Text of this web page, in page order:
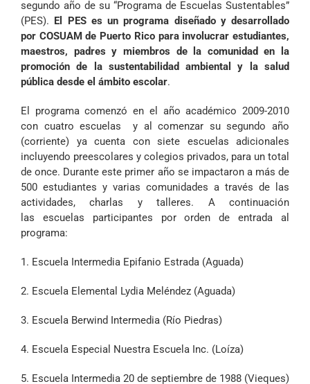
segundo año de su “Programa de Escuelas Sustentables”
(PES). El PES es un programa diseñado y desarrollado
por COSUAM de Puerto Rico para involucrar estudiantes,
maestros, padres y miembros de la comunidad en la
promoción de la sustentabilidad ambiental y la salud
pública desde el ámbito escolar.
El programa comenzó en el año académico 2009-2010
con cuatro escuelas y al comenzar su segundo año
(corriente) ya cuenta con siete escuelas adicionales
incluyendo preescolares y colegios privados, para un total
de once. Durante este primer año se impactaron a más de
500 estudiantes y varias comunidades a través de las
actividades, charlas y talleres. A continuación
las escuelas participantes por orden de entrada al
programa:
1. Escuela Intermedia Epifanio Estrada (Aguada)
2. Escuela Elemental Lydia Meléndez (Aguada)
3. Escuela Berwind Intermedia (Río Piedras)
4. Escuela Especial Nuestra Escuela Inc. (Loíza)
5. Escuela Intermedia 20 de septiembre de 1988 (Vieques)